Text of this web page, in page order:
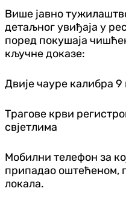
Више јавно
детаљног увиђаја у
поред покушаја
кључне доказе:
Двије чауре калибра 9
Трагове крви
свјетлима
Мобилни телефон за
припадао оштећеном,
локала.